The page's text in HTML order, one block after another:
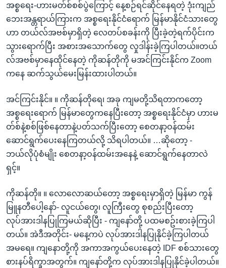
နေရာ
သို့
ကျော်
ရန်
အစ္စရေး-ဟားမတ်စ်စစ်ပွဲကြောင့် နေ့စဉ်ရင်ဆိုင်နေရတဲ့ ဒုံးကျည်
ဘေးအန္တရာယ်ကြားက အစ္စရေးနိုင်ငံရောက် မြန်မာနိုင်ငံသားတွေ
ဟာ တယ်လ်အဗစ်မှာရှိတဲ့ လေတပ်စခန်းကို ပြီးခဲ့တဲ့ရက်ပိုင်းက
သွားရောက်ပြီး အစားအသောက်တွေ လှုဒါန်းခဲ့ကြပါတယ်။တယ်
လ်အဗစ်မှာနေထိုင်နေတဲ့ ကိုဆန်တိုကို မအင်ကြင်းနိုင်က Zoom
ကနေ ဆက်သွယ်မေးမြန်းထားပါတယ်။
အင်ကြင်းနိုင်။ ။ ကိုဆန်တိုရေ၊ အခု ကျမတို့သိရတာကတော့
အစ္စရေးရောက် မြန်မာတွေကနေပြီးတော့ အစ္စရေးနိုင်ငံမှာ ဟားမ
တ်စ်နဲ့စစ်ဖြစ်နေတာနဲ့ပတ်သက်ပြီးတော့ စေတနာ့ဝန်ထမ်း
ဆောင်ရွက်ပေးနေကြတယ်လို့ သိရပါတယ်။ …ဆိုတော့ -
ဘယ်လိုပုံစံမျိုး စေတနာ့ဝန်ထမ်းအနေနဲ့ ဆောင်ရွက်နေတာလဲ
ရှင့်။
ကိုဆန်တို။ ။ လောလောဆယ်တော့ အစ္စရေးမှာရှိတဲ့ မြန်မာ ကွန်
မြူနတီပေါ့နော်- လူငယ်တွေ၊ လူကြီးတွေ စုစည်းပြီးတော့
လုပ်အားဒါနပြုကြမယ်ဆိုပြီး - ကျနော်တို့ ပထမစဥ်းစားခဲ့ကြပါ
တယ်။ အဲဒီအတိုင်း- မနေ့ကပဲ လုပ်အားဒါနပြုနိုင်ခဲ့ကြပါတယ်
အမရေ။ ကျနောတို့ကို အကာအကွယ်ပေးနေတဲ့ IDF စစ်သားတွေ
စားနပ်ရိက္ခာအတွက်။ ကျနော်တို့က လုပ်အားဒါနပြုနိုင်ခဲ့ပါတယ်။